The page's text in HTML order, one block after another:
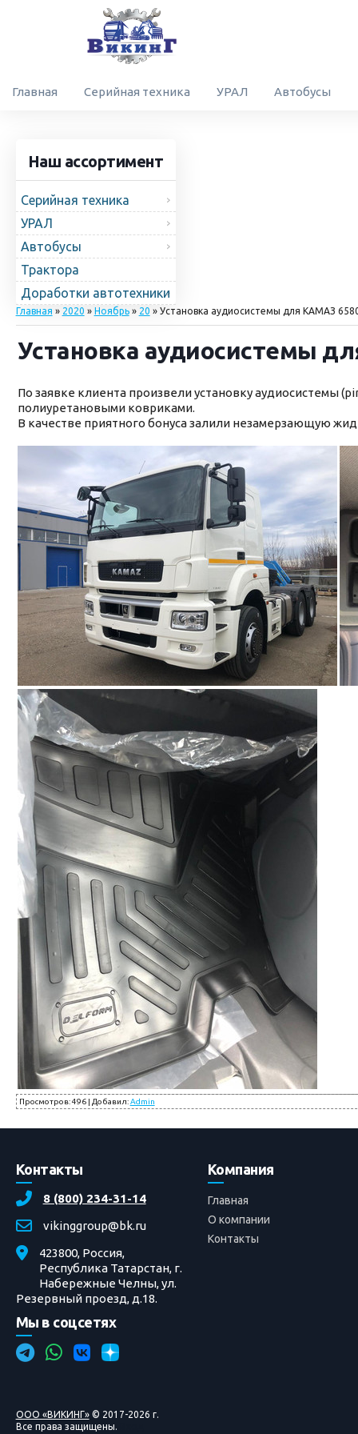
Главная Серийная техника УРАЛ Автобусы
Наш ассортимент
Серийная техника
УРАЛ
Автобусы
Трактора
Доработки автотехники
Главная » 2020 » Ноябрь » 20 » Установка аудиосистемы для КАМАЗ
Установка аудиосистемы
По заявке клиента произвели установку аудиосистемы
полиуретановыми ковриками.
В качестве приятного бонуса залили незамерзающую
Просмотров: 496| Добавил: Admin
Контакты
8 (800) 234-31-14
vikinggroup@bk.ru
423800, Россия,
Республика Татарстан, г.
Набережные Челны, ул.
Резервный проезд, д.18.
Мы в соцсетях
Компания
Главная
О компании
Контакты
ООО «ВИКИНГ»© 2017-2026 г.
Все права защищены.